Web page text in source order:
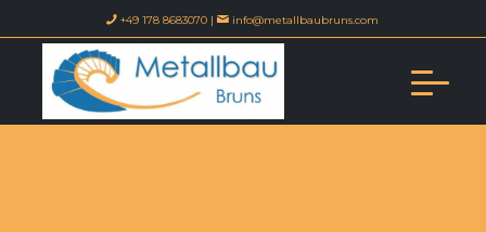
+49 178 8683070 | info@metallbaubruns.com